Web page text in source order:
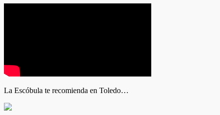
La Escóbula te recomienda en Toledo…